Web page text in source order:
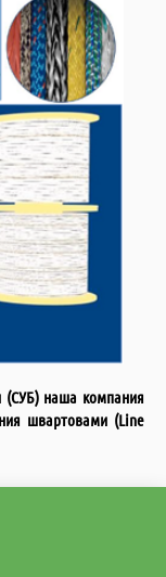
(СУБ) наша компания
швартовами (Line